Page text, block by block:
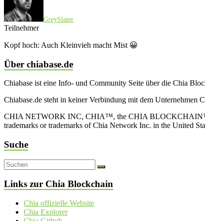
GreySlater
Teilnehmer
Kopf hoch: Auch Kleinvieh macht Mist 😀
Über chiabase.de
Chiabase ist eine Info- und Community Seite über die Chia
Chiabase.de steht in keiner Verbindung mit dem
CHIA NETWORK INC, CHIA™, the CHIA BLOCKCHAIN™,
trademarks or trademarks of Chia Network Inc. in the United
Suche
Links zur Chia Blockchain
Chia offizielle Website
Chia Explorer